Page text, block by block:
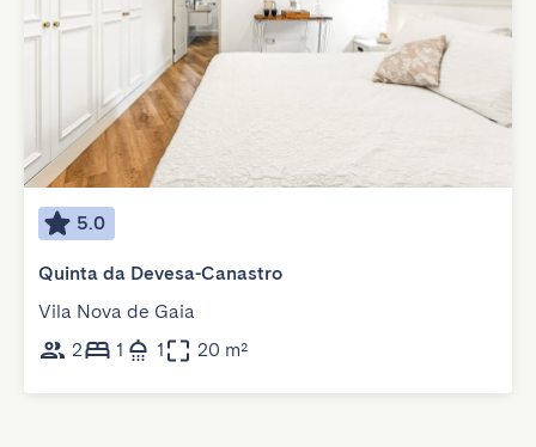
5.0
Quinta da Devesa-Canastro
Vila Nova de Gaia
2
1 1 20 m²